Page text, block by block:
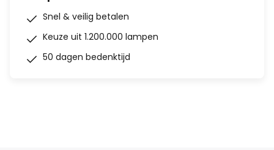
Snel & veilig betalen
Keuze uit 1.200.000 lampen
50 dagen bedenktijd